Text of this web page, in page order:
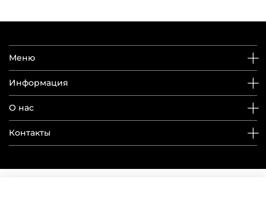
Меню
Информация
О нас
Контакты